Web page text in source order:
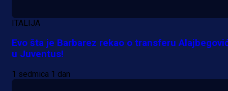
14 h 34 min
A Selekcija
Pogledajte gol: Tabaković zabio
trijumf Salzburga u Evropskoj ligi!
ITALIJA
Evo šta je Barbarez rekao o transferu
u Juventus!
1 sedmica 1 dan